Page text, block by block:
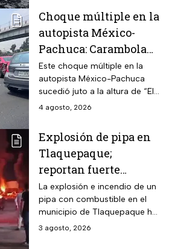
multa.
Choque múltiple en la
autopista México-
Pachuca: Carambola
provoca tráfico rumbo
a CDMX
Este choque múltiple en la
autopista México-Pachuca
sucedió juto a la altura de “El
Vigilante, con dirección a la
4 agosto, 2026
Explosión de pipa en
Tlaquepaque;
reportan fuerte
incendio y se habla de
muertos
La explosión e incendio de un
pipa con combustible en el
municipio de Tlaquepaque ha
dejado un saldo preliminar de
3 agosto, 2026